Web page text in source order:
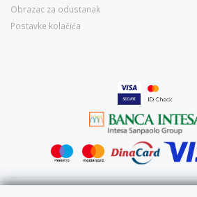
Obrazac za odustanak
Postavke kolačića